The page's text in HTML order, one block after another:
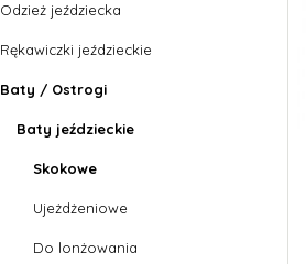
Odzież jeździecka
Rękawiczki jeździeckie
Baty / Ostrogi
Baty jeździeckie
Skokowe
Ujeżdżeniowe
Do lonżowania